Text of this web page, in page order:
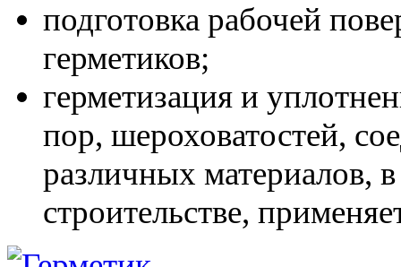
подготовка рабочей
герметиков;
герметизация и
пор, шероховатостей,
различных материалов,
строительстве,